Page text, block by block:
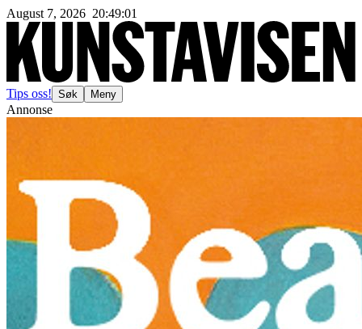
August 7, 2026 20:49:03
Tips oss! Søk Meny
Annonse